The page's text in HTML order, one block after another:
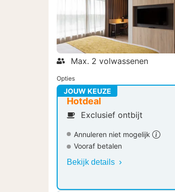
Max. 2 volwassenen
Opties
JOUW KEUZE
Hotdeal
Exclusief ontbijt
Annuleren niet mogelijk
Vooraf betalen
Bekijk details